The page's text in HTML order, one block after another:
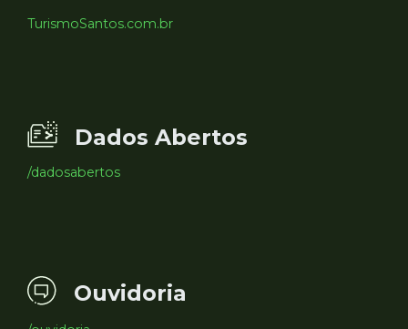
TurismoSantos.com.br
Dados Abertos
/dadosabertos
Ouvidoria